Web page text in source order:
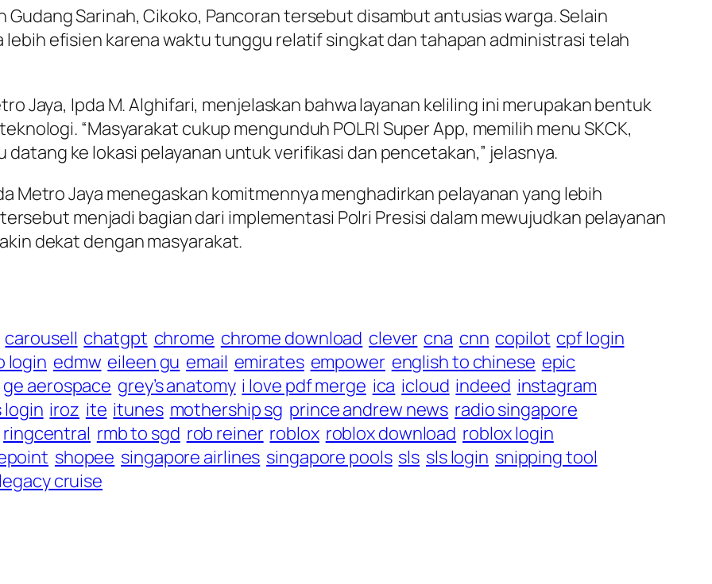
Gudang Sarinah, Cikoko, Pancoran tersebut disambut antusias warga. Selain
efisien karena waktu tunggu relatif singkat dan tahapan administrasi telah
Jaya, Ipda M. Alghifari, menjelaskan bahwa layanan keliling ini merupakan bentuk
“Masyarakat cukup mengunduh POLRI Super App, memilih menu SKCK,
ke lokasi pelayanan untuk verifikasi dan pencetakan,” jelasnya.
Metro Jaya menegaskan komitmennya menghadirkan pelayanan yang lebih
menjadi bagian dari implementasi Polri Presisi dalam mewujudkan pelayanan
dekat dengan masyarakat.
carousell chatgpt chrome chrome download clever cna cnn copilot cpf login
login edmw eileen gu email emirates empower english to chinese epic
ge aerospace grey’s anatomy i love pdf merge ica icloud indeed instagram
login iroz ite itunes mothership sg prince andrew news radio singapore
ringcentral rmb to sgd rob reiner roblox roblox download roblox login
shopee singapore airlines singapore pools sls sls login snipping tool
cruise